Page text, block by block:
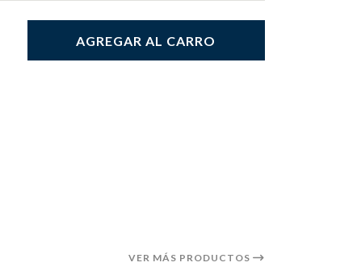
AGREGAR AL CARRO
VER MÁS PRODUCTOS